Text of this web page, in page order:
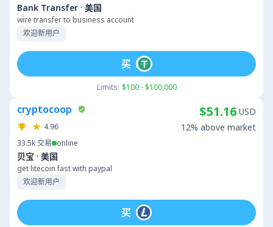
Bank Transfer · 美国
wire transfer to business account
欢迎新用户
Limits: $100 - $100,000
买
cryptocoop
4.96
33.5k交易 online
贝宝 · 美国
get litecoin fast with paypal
欢迎新用户
$51.16 USD
12% above market
买